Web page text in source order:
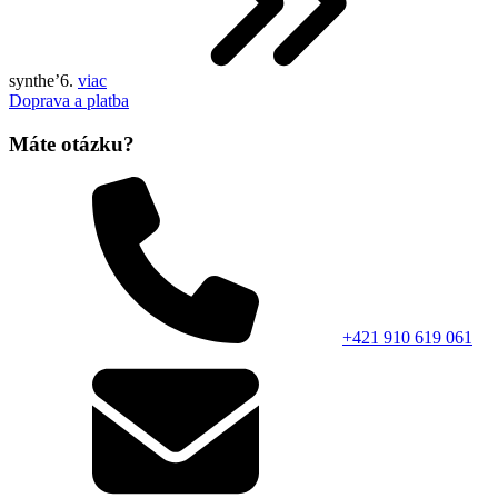
synthe’6. viac
Doprava a platba
Máte otázku?
+421 910 619 061